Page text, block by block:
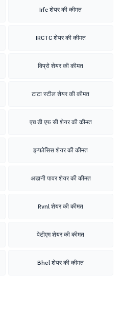
Irfc शेयर की कीमत
IRCTC शेयर की कीमत
विप्रो शेयर की कीमत
टाटा स्टील शेयर की कीमत
एच डी एफ सी शेयर की कीमत
इन्फोसिस शेयर की कीमत
अडानी पावर शेयर की कीमत
Rvnl शेयर की कीमत
पेटीएम शेयर की कीमत
Bhel शेयर की कीमत